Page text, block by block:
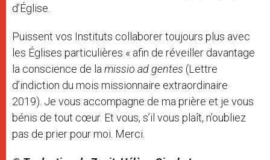
d’Église.
Puissent vos Instituts collaborer toujours plus avec
les Églises particulières « afin de réveiller davantage
la conscience de la missio ad gentes (Lettre
d’indiction du mois missionnaire extraordinaire
2019). Je vous accompagne de ma prière et je vous
bénis de tout cœur. Et vous, s’il vous plaît, n’oubliez
pas de prier pour moi. Merci.